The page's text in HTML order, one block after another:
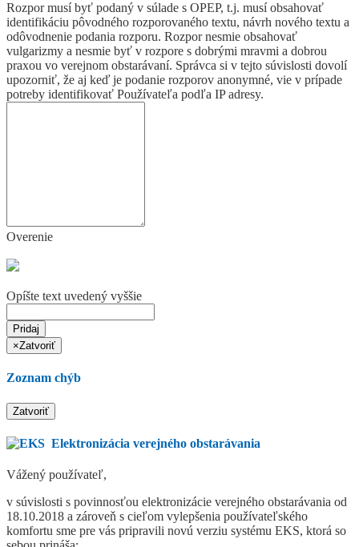
Rozpor musí byť podaný v súlade s OPEP, t.j. musí obsahovať
identifikáciu pôvodného rozporovaného textu, návrh nového textu a
odôvodnenie podania rozporu. Rozpor nesmie obsahovať
vulgarizmy a nesmie byť v rozpore s dobrými mravmi a dobrou
praxou vo verejnom obstarávaní. Správca si v tejto súvislosti dovolí
upozorniť, že aj keď je podanie rozporov anonymné, vie v prípade
potreby identifikovať Používateľa podľa IP adresy.
Overenie
Opíšte text uvedený vyššie
Pridaj
×Zatvoriť
Zoznam chýb
Zatvoriť
Elektronizácia verejného obstarávania
Vážený používateľ,
v súvislosti s povinnosťou elektronizácie verejného obstarávania od
18.10.2018 a zároveň s cieľom vylepšenia používateľského
komfortu sme pre vás pripravili novú verziu systému EKS, ktorá so